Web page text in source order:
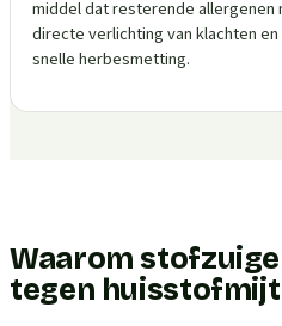
middel dat resterende
directe verlichting van klachten
snelle herbesmetting.
Waarom
tegen huisstofmijt